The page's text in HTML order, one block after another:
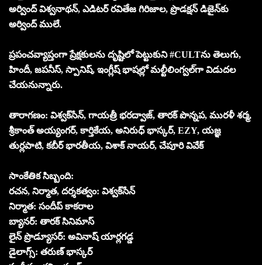
అర్వింద్ విశ్వనాథన్, ఎడిటర్ రవితేజ గిరిజాల, ప్రొడక్షన్ డిజైన్‌కు
అర్వింద్ ములే.
ప్రపంచవ్యాప్తంగా ప్రేక్షకులను దృష్టిలో పెట్టుకుని #CULTను తెలుగు,
హిందీ, జపనీస్, స్పానిష్, ఇంగ్లీష్ భాషల్లో మల్టీలింగ్వల్‌గా విడుదల
చేయనున్నారు.
తారాగణం: విశ్వక్‌సేన్, గాయత్రీ భరద్వాజ్, తారక్ పొన్నప, మురళీ శర్మ,
శ్రీకాంత్ అయ్యంగర్, కార్తికేయ, అనిరుధ్ భాస్కర్, EZY, యజ్ఞ
తుర్లపాటి, కబీర్ భారతీయ, విశాక్ నాయర్, చేపూరి వివేక్
సాంకేతిక సిబ్బంది:
రచన, నిర్మాత, దర్శకత్వం: విశ్వక్‌సేన్
నిర్మాత: సందీప్ కాకరాల
బ్యానర్: తారక్ సినిమాస్
లైన్ ప్రొడ్యూసర్: అవినాష్ యార్లగడ్డ
డైలాగ్స్: తరుణ్ భాస్కర్